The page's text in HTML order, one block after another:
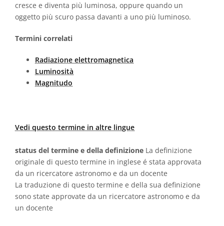
cresce e diventa più luminosa, oppure quando un
oggetto più scuro passa davanti a uno più luminoso.
Termini correlati
Radiazione elettromagnetica
Luminosità
Magnitudo
Vedi questo termine in altre lingue
status del termine e della definizione La definizione
originale di questo termine in inglese é stata approvata
da un ricercatore astronomo e da un docente
La traduzione di questo termine e della sua definizione
sono state approvate da un ricercatore astronomo e da
un docente